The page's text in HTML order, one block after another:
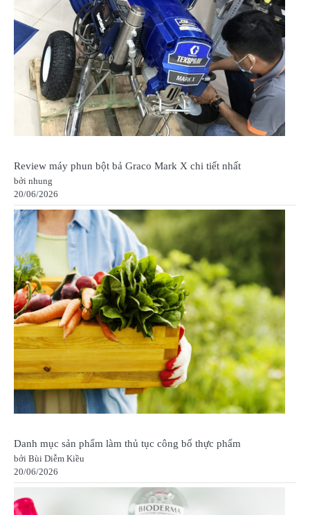
Review máy phun bột bả Graco Mark X chi tiết nhất
bởi nhung
20/06/2026
Danh mục sản phẩm làm thủ tục công bố thực phẩm
bởi Bùi Diễm Kiều
20/06/2026